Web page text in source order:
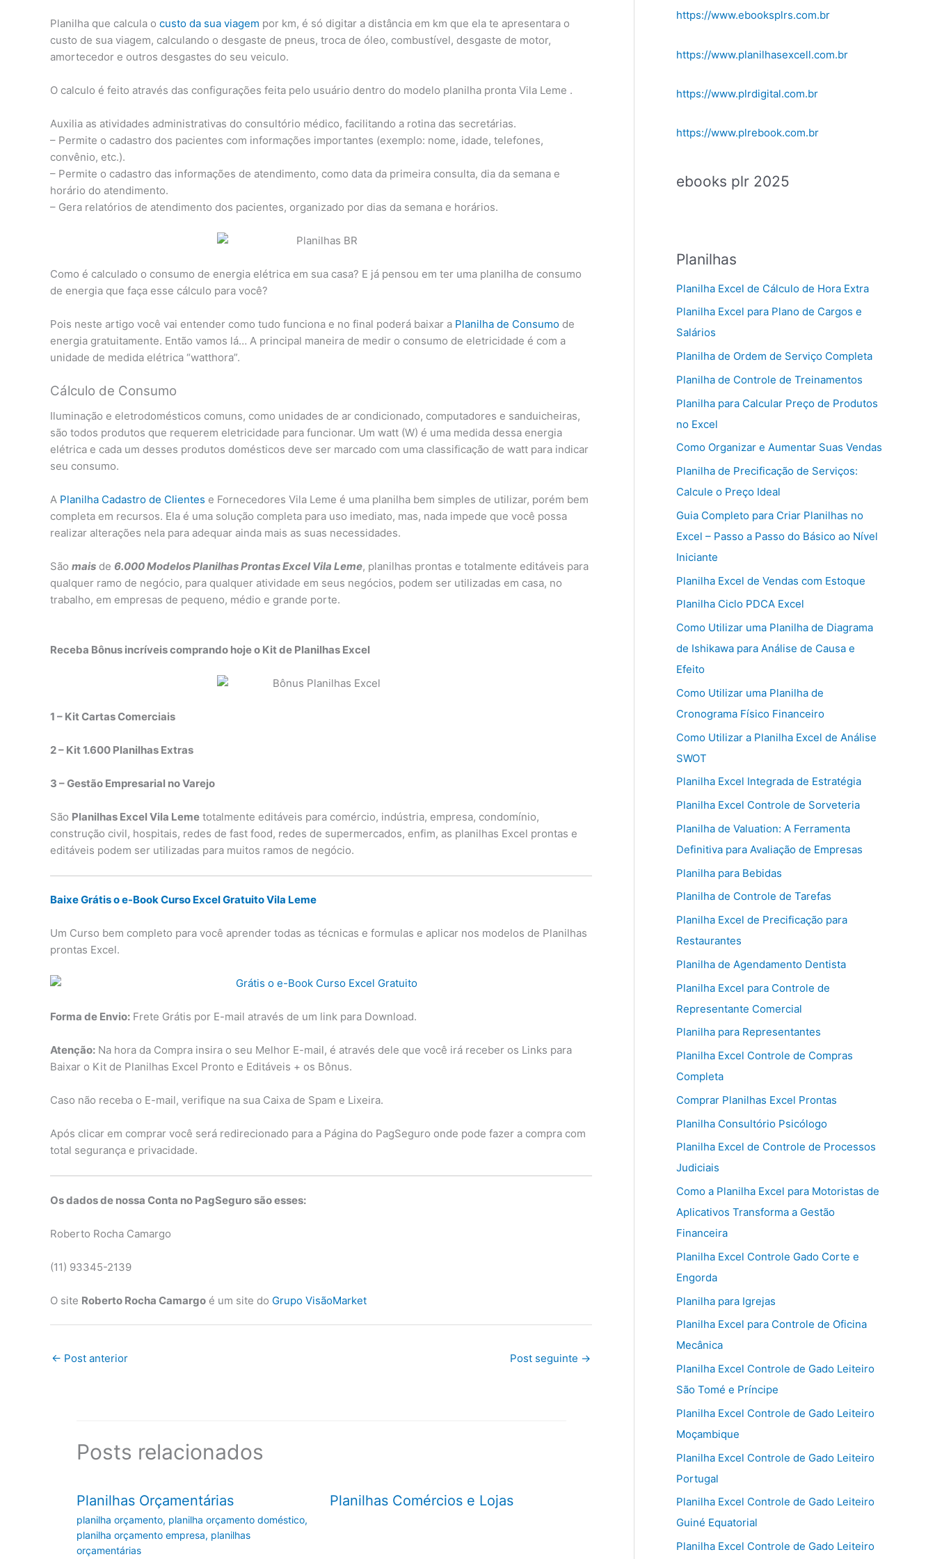
Planilha que calcula o custo da sua viagem por km, é só digitar a distância em km que ela te apresentara o
custo de sua viagem, calculando o desgaste de pneus, troca de óleo, combustível, desgaste de motor,
amortecedor e outros desgastes do seu veiculo.
O calculo é feito através das configurações feita pelo usuário dentro do modelo planilha pronta Vila Leme .
Auxilia as atividades administrativas do consultório médico, facilitando a rotina das secretárias.
– Permite o cadastro dos pacientes com informações importantes (exemplo: nome, idade, telefones,
convênio, etc.).
– Permite o cadastro das informações de atendimento, como data da primeira consulta, dia da semana e
horário do atendimento.
– Gera relatórios de atendimento dos pacientes, organizado por dias da semana e horários.
Como é calculado o consumo de energia elétrica em sua casa? E já pensou em ter uma planilha de consumo
de energia que faça esse cálculo para você?
Pois neste artigo você vai entender como tudo funciona e no final poderá baixar a Planilha de Consumo de
energia gratuitamente. Então vamos lá… A principal maneira de medir o consumo de eletricidade é com a
unidade de medida elétrica “watthora”.
Cálculo de Consumo
Iluminação e eletrodomésticos comuns, como unidades de ar condicionado, computadores e sanduicheiras,
são todos produtos que requerem eletricidade para funcionar. Um watt (W) é uma medida dessa energia
elétrica e cada um desses produtos domésticos deve ser marcado com uma classificação de watt para indicar
seu consumo.
A Planilha Cadastro de Clientes e Fornecedores Vila Leme é uma planilha bem simples de utilizar, porém bem
completa em recursos. Ela é uma solução completa para uso imediato, mas, nada impede que você possa
realizar alterações nela para adequar ainda mais as suas necessidades.
São mais de 6.000 Modelos Planilhas Prontas Excel Vila Leme, planilhas prontas e totalmente editáveis para
qualquer ramo de negócio, para qualquer atividade em seus negócios, podem ser utilizadas em casa, no
trabalho, em empresas de pequeno, médio e grande porte.
Receba Bônus incríveis comprando hoje o Kit de Planilhas Excel
1 – Kit Cartas Comerciais
2 – Kit 1.600 Planilhas Extras
3 – Gestão Empresarial no Varejo
São Planilhas Excel Vila Leme totalmente editáveis para comércio, indústria, empresa, condomínio,
construção civil, hospitais, redes de fast food, redes de supermercados, enfim, as planilhas Excel prontas e
editáveis podem ser utilizadas para muitos ramos de negócio.
Baixe Grátis o e-Book Curso Excel Gratuito Vila Leme
Um Curso bem completo para você aprender todas as técnicas e formulas e aplicar nos modelos de Planilhas
prontas Excel.
Forma de Envio: Frete Grátis por E-mail através de um link para Download.
Atenção: Na hora da Compra insira o seu Melhor E-mail, é através dele que você irá receber os Links para
Baixar o Kit de Planilhas Excel Pronto e Editáveis + os Bônus.
Caso não receba o E-mail, verifique na sua Caixa de Spam e Lixeira.
Após clicar em comprar você será redirecionado para a Página do PagSeguro onde pode fazer a compra com
total segurança e privacidade.
Os dados de nossa Conta no PagSeguro são esses:
Roberto Rocha Camargo
(11) 93345-2139
O site Roberto Rocha Camargo é um site do Grupo VisãoMarket
← Post anterior Post seguinte →
Posts relacionados
Planilhas Orçamentárias
planilha orçamento, planilha orçamento doméstico,
planilha orçamento empresa, planilhas
orçamentárias
Planilhas Comércios e Lojas
https://www.ebooksplrs.com.br
https://www.planilhasexcell.com.br
https://www.plrdigital.com.br
https://www.plrebook.com.br
ebooks plr 2025
Planilhas
Planilha Excel de Cálculo de Hora Extra
Planilha Excel para Plano de Cargos e
Salários
Planilha de Ordem de Serviço Completa
Planilha de Controle de Treinamentos
Planilha para Calcular Preço de Produtos
no Excel
Como Organizar e Aumentar Suas Vendas
Planilha de Precificação de Serviços:
Calcule o Preço Ideal
Guia Completo para Criar Planilhas no
Excel – Passo a Passo do Básico ao Nível
Iniciante
Planilha Excel de Vendas com Estoque
Planilha Ciclo PDCA Excel
Como Utilizar uma Planilha de Diagrama
de Ishikawa para Análise de Causa e
Efeito
Como Utilizar uma Planilha de
Cronograma Físico Financeiro
Como Utilizar a Planilha Excel de Análise
SWOT
Planilha Excel Integrada de Estratégia
Planilha Excel Controle de Sorveteria
Planilha de Valuation: A Ferramenta
Definitiva para Avaliação de Empresas
Planilha para Bebidas
Planilha de Controle de Tarefas
Planilha Excel de Precificação para
Restaurantes
Planilha de Agendamento Dentista
Planilha Excel para Controle de
Representante Comercial
Planilha para Representantes
Planilha Excel Controle de Compras
Completa
Comprar Planilhas Excel Prontas
Planilha Consultório Psicólogo
Planilha Excel de Controle de Processos
Judiciais
Como a Planilha Excel para Motoristas de
Aplicativos Transforma a Gestão
Financeira
Planilha Excel Controle Gado Corte e
Engorda
Planilha para Igrejas
Planilha Excel para Controle de Oficina
Mecânica
Planilha Excel Controle de Gado Leiteiro
São Tomé e Príncipe
Planilha Excel Controle de Gado Leiteiro
Moçambique
Planilha Excel Controle de Gado Leiteiro
Portugal
Planilha Excel Controle de Gado Leiteiro
Guiné Equatorial
Planilha Excel Controle de Gado Leiteiro